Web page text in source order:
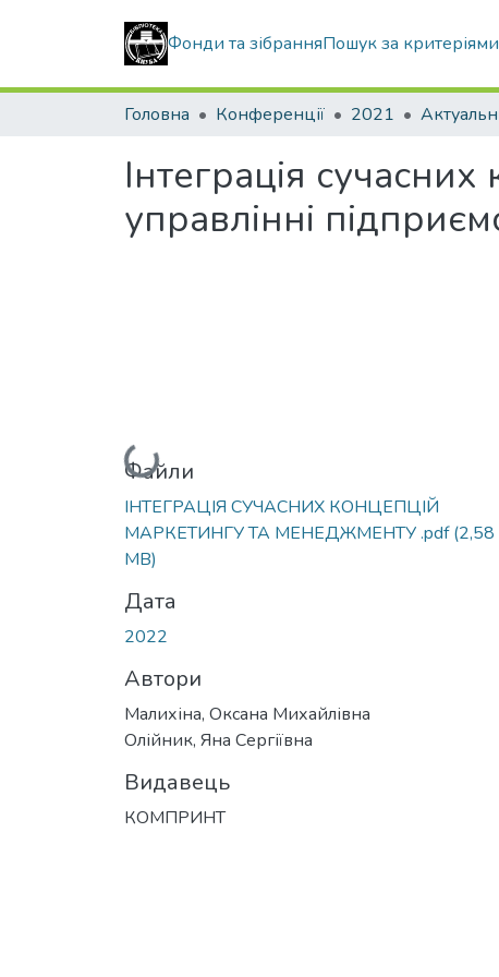
Фонди та зібранняПошук за критеріями
Головна Конференції 2021
Інтеграція
управлінні
Вантажиться...
Файли
ІНТЕГРАЦІЯ СУЧАСНИХ КОНЦЕПЦІЙ
МАРКЕТИНГУ ТА МЕНЕДЖМЕНТУ .pdf(2,58
MB)
Дата
2022
Автори
Малихіна, Оксана Михайлівна
Олійник, Яна Сергіївна
Видавець
КОМПРИНТ